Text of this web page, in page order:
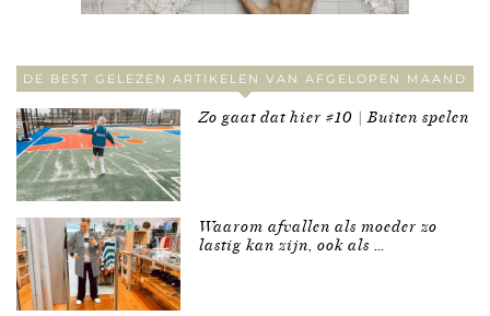
DE BEST GELEZEN ARTIKELEN VAN AFGELOPEN MAAND
Zo gaat dat hier #10 | Buiten spelen
Waarom afvallen als moeder zo
lastig kan zijn, ook als …